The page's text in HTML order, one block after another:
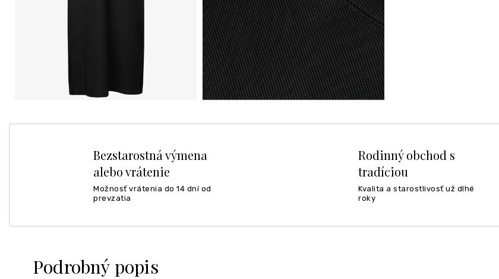
Bezstarostná výmena
alebo vrátenie
Možnosť vrátenia do 14 dní od
prevzatia
Rodinný obchod s
tradíciou
Kvalita a starostlivosť už dlhé
roky
Podrobný popis